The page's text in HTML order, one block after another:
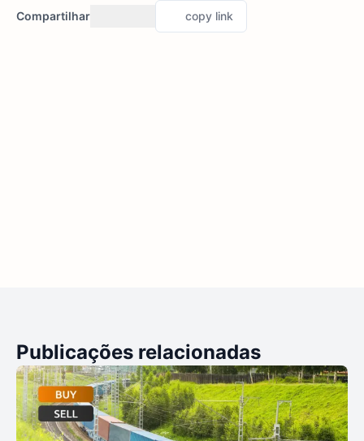
Compartilhar copy link
Publicações relacionadas